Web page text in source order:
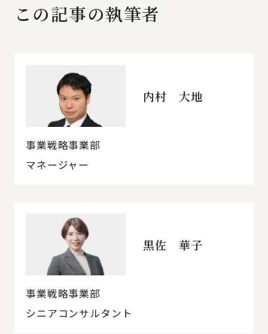
この記事の執筆者
内村 大地
事業戦略事業部
マネージャー
黒佐 華子
事業戦略事業部
シニアコンサルタント